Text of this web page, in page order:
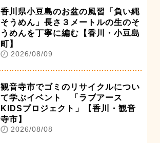
香川県小豆島のお盆の風習「負い縄
そうめん」長さ３メートルの生のそ
うめんを丁寧に編む【香川・小豆島
町】
2026/08/09
観音寺市でゴミのリサイクルについ
て学ぶイベント 「ラブアース
KIDSプロジェクト」【香川・観音
寺市】
2026/08/08